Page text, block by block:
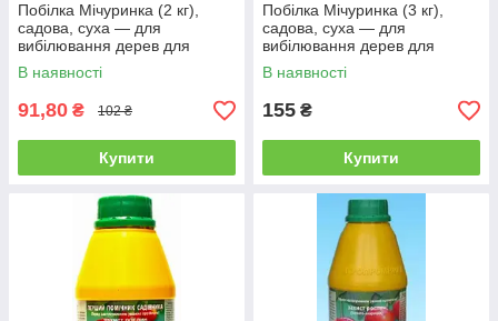
Побілка Мічуринка (2 кг),
садова, суха — для
вибілювання дерев для
захисту від опіків, шкідників,
хвороб
В наявності
91,80 ₴ 102 ₴
Купити
Побілка Мічуринка (3 кг),
садова, суха — для
вибілювання дерев для
захисту від опіків, шкідників,
хвороб
В наявності
155 ₴
Купити